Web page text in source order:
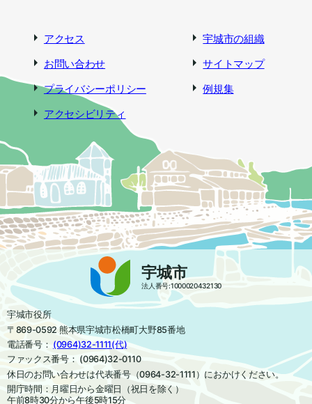
アクセス
宇城市の組織
お問い合わせ
サイトマップ
プライバシーポリシー
例規集
アクセシビリティ
宇城市
法人番号:1000020432130
宇城市役所
〒869-0592 熊本県宇城市松橋町大野85番地
電話番号： (0964)32-1111(代)
ファックス番号： (0964)32-0110
休日のお問い合わせは代表番号（0964-32-1111）におかけください。
開庁時間：月曜日から金曜日（祝日を除く）
午前8時30分から午後5時15分